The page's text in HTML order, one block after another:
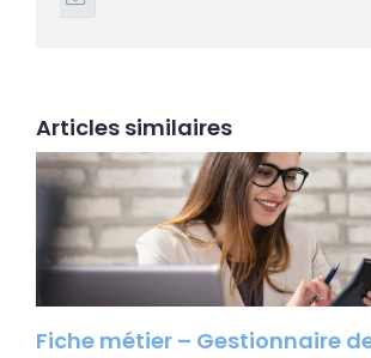
Articles similaires
Fiche métier – Gestionnaire